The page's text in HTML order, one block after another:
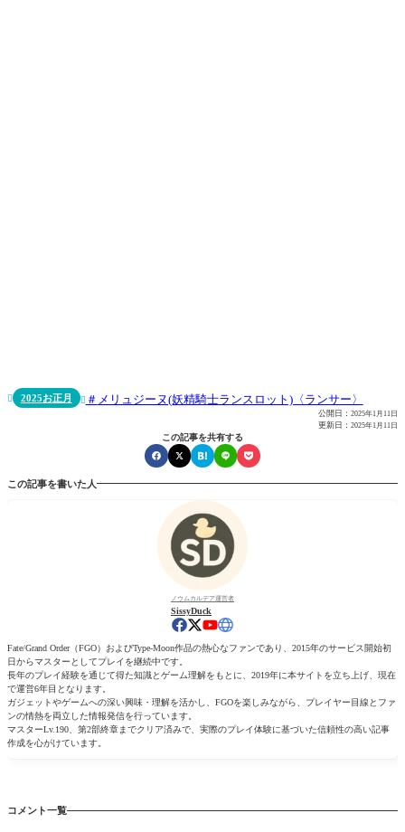
 2025お正月  メリュジーヌ(妖精騎士ランスロット)〈ランサー〉
公開日： 2025年1月11日
更新日： 2025年1月11日
この記事を共有する
この記事を書いた人
ノウムカルデア運営者
SissyDuck
Fate/Grand Order（FGO）およびType-Moon作品の熱心なファンであり、2015年のサービス開始初
日からマスターとしてプレイを継続中です。
長年のプレイ経験を通じて得た知識とゲーム理解をもとに、2019年に本サイトを立ち上げ、現在
で運営6年目となります。
ガジェットやゲームへの深い興味・理解を活かし、FGOを楽しみながら、プレイヤー目線とファ
ンの情熱を両立した情報発信を行っています。
マスターLv.190、第2部終章までクリア済みで、実際のプレイ体験に基づいた信頼性の高い記事
作成を心がけています。
コメント一覧